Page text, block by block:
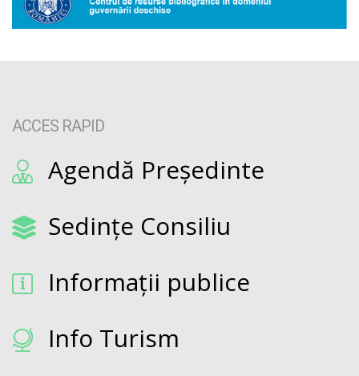
ACCES RAPID
Agendă Președinte
Sedințe Consiliu
Informații publice
Info Turism